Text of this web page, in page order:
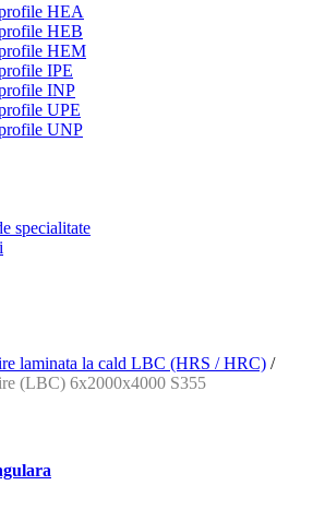
HEA
HEB
HEM
IPE
INP
UPE
UNP
specialitate
laminata la cald LBC (HRS / HRC) /
(LBC) 6x2000x4000 S355